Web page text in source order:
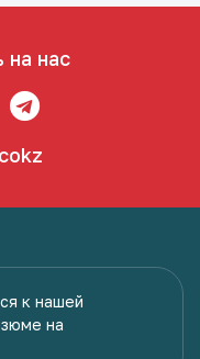
на нас
к нашей
на